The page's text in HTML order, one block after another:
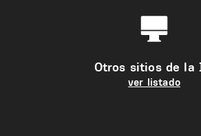
Otros sitios de la
ver listado